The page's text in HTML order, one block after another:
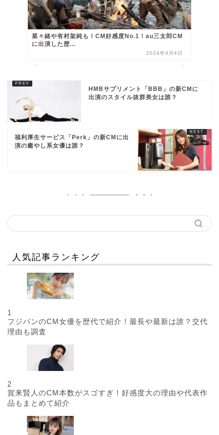
菜々緒や有村架純も！CM好感度No.1！au三太郎CM
に出演した歴...
2024年4月4日
HMBサプリメント「BBB」の新CMに
出演のスタイル抜群美女は誰？
福利厚生サービス「Perk」の新CMに出
演の癒やし系女優は誰？
人気記事ランキング
1
フジパンのCM女優を歴代で紹介！最長や最新は誰？交代
理由も調査
2
賀来賢人のCM本数がスゴすぎ！好感度大の理由や代表作
品もまとめて紹介